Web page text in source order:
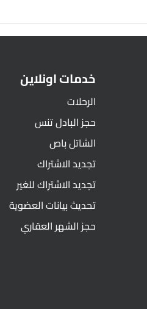
خدمات اونلاين
الرحلات
حجز البادل تنس
الشاتل باص
تجديد الاشتراك
تجديد الاشتراك للغير
تحديث بيانات العضوية
حجز الشهر العقاري